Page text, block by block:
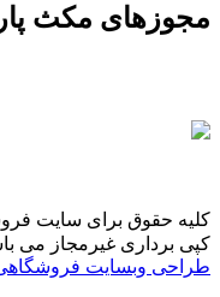
مجوزهای مکث
کلیه حقوق برای سایت
کپی برداری غیرمجاز می
طراحی وبسایت فروشگاهی